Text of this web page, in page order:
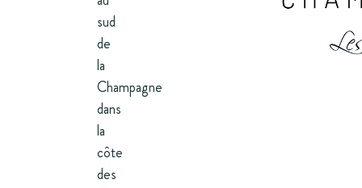
sud
de
la
Champagne
dans
la
côte
des